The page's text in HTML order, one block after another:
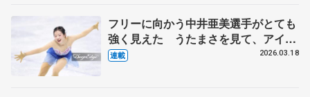
フリーに向かう中井亜美選手がとても
強く見えた うたまさを見て、アイス
ダンスをやる選手が出てきてほしい
連載 2026.03.18